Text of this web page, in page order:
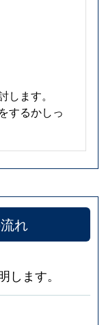
ます。
するかしっ
れ
ます。